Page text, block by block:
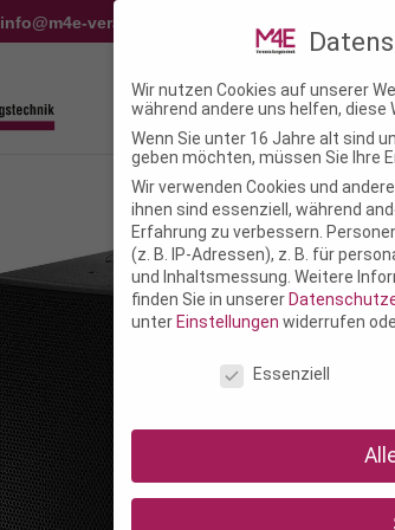
info@m4e-veranstaltungstechnik.de
M4E
Wir nutzen Cookies auf unserer
während andere uns helfen, diese
Wenn Sie unter 16 Jahre alt sind
geben möchten, müssen Sie Ihre
Wir verwenden Cookies und
ihnen sind essenziell, während
Erfahrung zu verbessern.
(z. B. IP-Adressen), z. B. für
und Inhaltsmessung. Weitere
finden Sie in unserer
unter Einstellungen widerrufen
Essenziell